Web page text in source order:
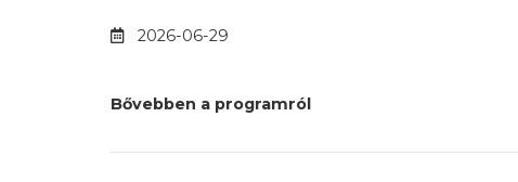
2026-06-29
Bővebben a programról